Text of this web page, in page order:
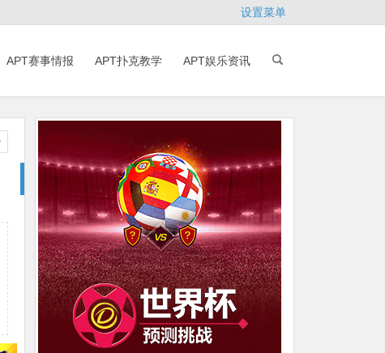
设置菜单
APT赛事情报 APT扑克教学 APT娱乐资讯